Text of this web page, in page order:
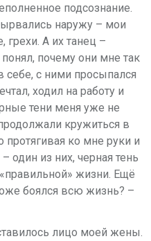
подсознание.
наружу – мои
грехи. А их танец –
почему они мне так
себе, с ними просыпался
ходил на работу и
тени меня уже не
кружиться в
протягивая ко мне руки и
один из них, черная тень
жизни. Ещё
боялся всю жизнь? –
лицо моей жены.